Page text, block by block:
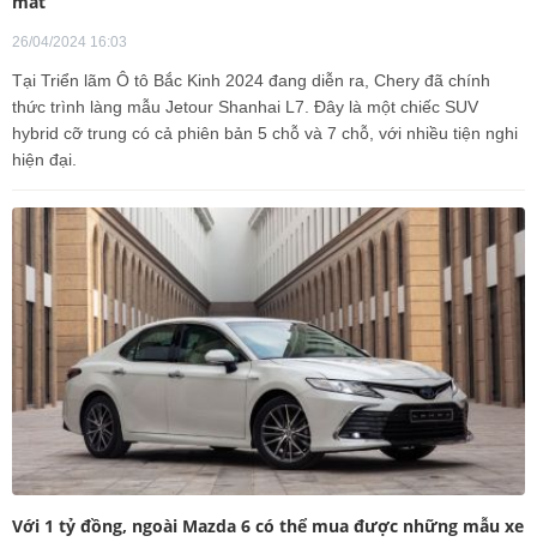
26/04/2024 16:03
Tại Triển lãm Ô tô Bắc Kinh 2024 đang diễn ra, Chery đã chính
thức trình làng mẫu Jetour Shanhai L7. Đây là một chiếc SUV
hybrid cỡ trung có cả phiên bản 5 chỗ và 7 chỗ, với nhiều tiện nghi
hiện đại.
Với 1 tỷ đồng, ngoài Mazda 6 có thể mua được những mẫu xe